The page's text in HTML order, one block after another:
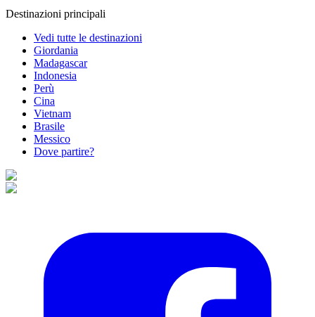
Destinazioni principali
Vedi tutte le destinazioni
Giordania
Madagascar
Indonesia
Perù
Cina
Vietnam
Brasile
Messico
Dove partire?